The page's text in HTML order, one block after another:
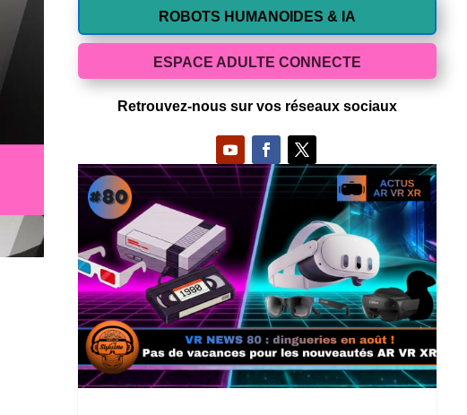
ROBOTS HUMANOIDES & IA
ESPACE ADULTE CONNECTE
Retrouvez-nous sur vos réseaux sociaux